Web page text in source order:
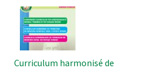
Image
Curriculum harmonisé de